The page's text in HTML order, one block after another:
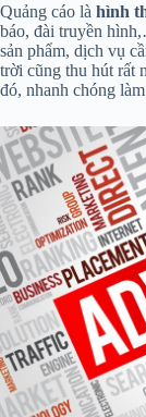
Quảng cáo là hình
báo, đài truyền
sản phẩm, dịch vụ
trời cũng thu hút rất
đó, nhanh chóng